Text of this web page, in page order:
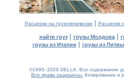
Расценки на грузоперевозки | Расценки
найти груз| грузы Молдова|
грузы из Италии | грузы из Литвы
©1995–2026 DELLA. Все содержание
Все права защищены. Копирование и